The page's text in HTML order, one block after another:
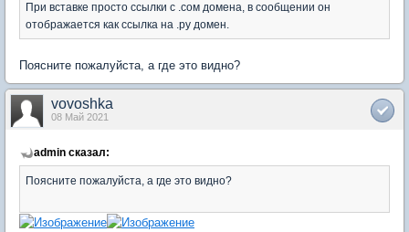
При вставке просто ссылки с .сом домена, в сообщении он
отображается как ссылка на .ру домен.
Поясните пожалуйста, а где это видно?
vovoshka
08 Май 2021
admin сказал:
Поясните пожалуйста, а где это видно?